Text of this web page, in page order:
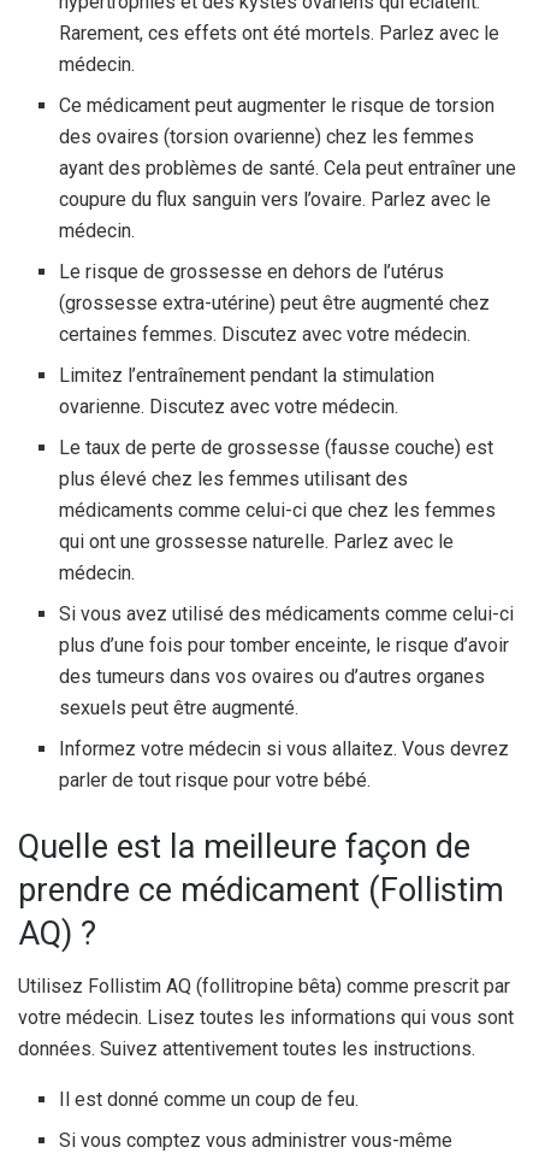
Rarement, ces effets ont été mortels. Parlez avec le
médecin.
Ce médicament peut augmenter le risque de torsion
des ovaires (torsion ovarienne) chez les femmes
ayant des problèmes de santé. Cela peut entraîner une
coupure du flux sanguin vers l’ovaire. Parlez avec le
médecin.
Le risque de grossesse en dehors de l’utérus
(grossesse extra-utérine) peut être augmenté chez
certaines femmes. Discutez avec votre médecin.
Limitez l’entraînement pendant la stimulation
ovarienne. Discutez avec votre médecin.
Le taux de perte de grossesse (fausse couche) est
plus élevé chez les femmes utilisant des
médicaments comme celui-ci que chez les femmes
qui ont une grossesse naturelle. Parlez avec le
médecin.
Si vous avez utilisé des médicaments comme celui-ci
plus d’une fois pour tomber enceinte, le risque d’avoir
des tumeurs dans vos ovaires ou d’autres organes
sexuels peut être augmenté.
Informez votre médecin si vous allaitez. Vous devrez
parler de tout risque pour votre bébé.
Quelle est la meilleure façon de
prendre ce médicament (Follistim
AQ) ?
Utilisez Follistim AQ (follitropine bêta) comme prescrit par
votre médecin. Lisez toutes les informations qui vous sont
données. Suivez attentivement toutes les instructions.
Il est donné comme un coup de feu.
Si vous comptez vous administrer vous-même